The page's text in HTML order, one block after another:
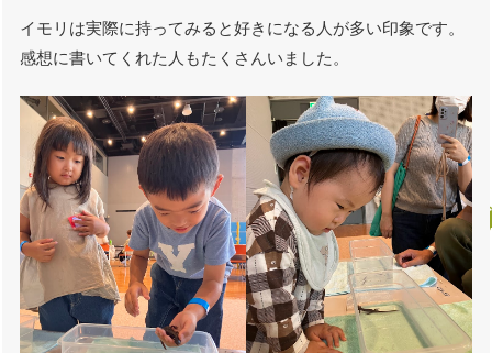
イモリは実際に持ってみると好きになる人が多い印象です。
感想に書いてくれた人もたくさんいました。